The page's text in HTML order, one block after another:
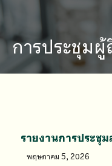
การประชุม
รายงานการประ
พฤษภาคม 5, 2026